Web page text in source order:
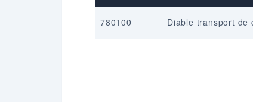
780100 Diable transport de